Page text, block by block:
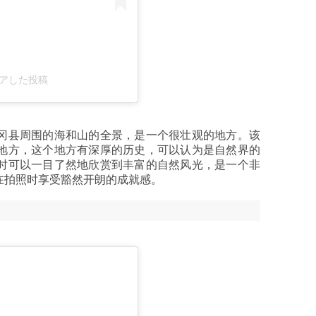
した投稿
县周围的海和山的全景，是一个很壮观的地方。该
，这个地方有深厚的历史，可以认为是自然界的
可以一目了然地欣赏到丰富的自然风光，是一个非
照时享受豁然开朗的成就感。